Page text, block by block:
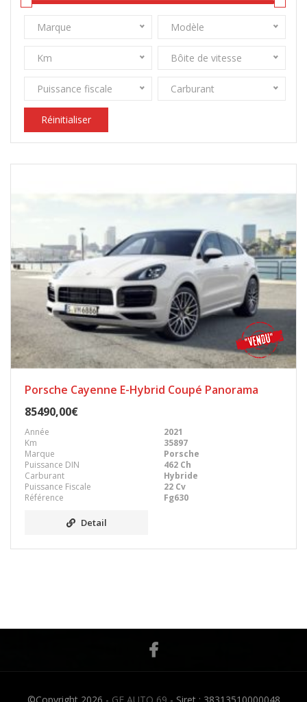
Marque Modèle
Km Bôite de vitesse
Puissance fiscale Carburant
Réinitialiser
Porsche Cayenne E-Hybrid Coupé Panorama
85490,00€
Année
2021
Km
35897
Marque
Porsche
Puissance DIN
462 Ch
Carburant
Hybride
Puissance Fiscale
22 Cv
Référence
Fg630
Detail